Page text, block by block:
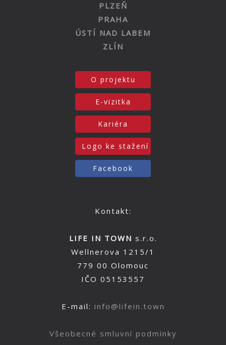
PLZEŇ
PRAHA
ÚSTÍ NAD LABEM
ZLÍN
O projektu
E-vizitka
Kariéra
Logo ke stažení
Facebook
Kontakt:
LIFE IN TOWN s.r.o.
Wellnerova 1215/1
779 00 Olomouc
IČO 05153557
E-mail: info@lifein.town
Všeobecné smluvní podmínky